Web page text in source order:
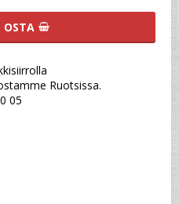
OSTA
Ruotsissa.
05